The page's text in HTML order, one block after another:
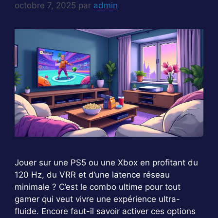
octobre 7, 2025 par admin
Jouer sur une PS5 ou une Xbox en profitant du
120 Hz, du VRR et d’une latence réseau
minimale ? C’est le combo ultime pour tout
gamer qui veut vivre une expérience ultra-
fluide. Encore faut-il savoir activer ces options